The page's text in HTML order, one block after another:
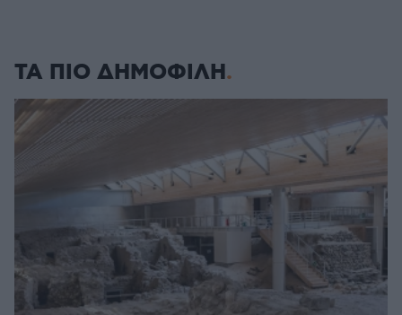
ΤΑ ΠΙΟ ΔΗΜΟΦΙΛΗ